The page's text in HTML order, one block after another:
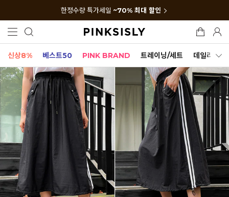
한정수량 특가세일 ~70% 최대 할인
신상8% 베스트50 PINK BRAND 트레이닝/세트 데일리세트